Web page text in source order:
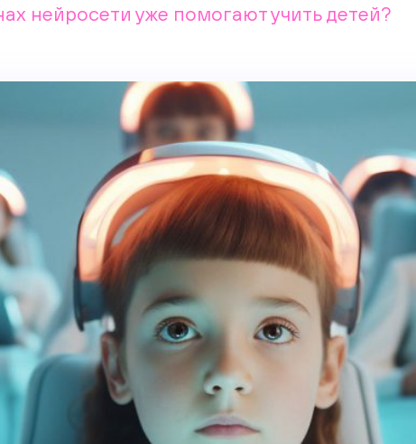
нейросети уже помогают учить детей?